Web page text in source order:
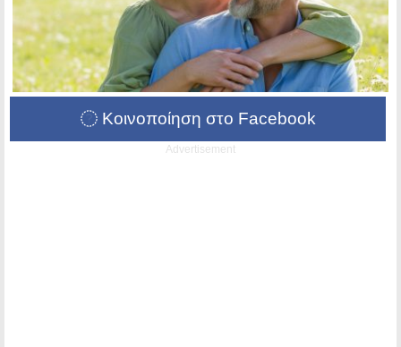
Κοινοποίηση στο Facebook
Advertisement